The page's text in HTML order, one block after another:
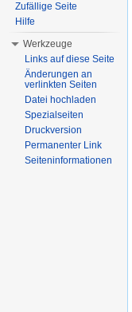
Zufällige Seite
Hilfe
Werkzeuge
Links auf diese Seite
Änderungen an
verlinkten Seiten
Datei hochladen
Spezialseiten
Druckversion
Permanenter Link
Seiteninformationen